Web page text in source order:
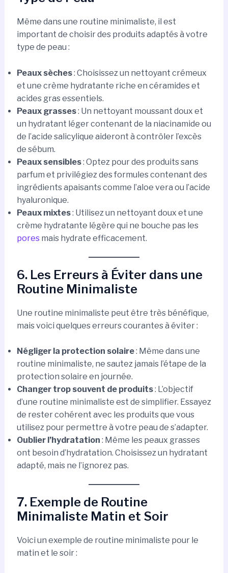
Même dans une routine minimaliste, il est
important de choisir des produits adaptés à votre
type de peau :
Peaux sèches: Choisissez un nettoyant crémeux
et une crème hydratante riche en céramides et
acides gras essentiels.
Peaux grasses: Un nettoyant moussant doux et
un hydratant léger contenant de la niacinamide ou
de l’acide salicylique aideront à contrôler l’excès
de sébum.
Peaux sensibles: Optez pour des produits sans
parfum et privilégiez des formules contenant des
ingrédients apaisants comme l’aloe vera ou l’acide
hyaluronique.
Peaux mixtes: Utilisez un nettoyant doux et une
crème hydratante légère qui ne bouche pas les
poresmais hydrate efficacement.
6. Les Erreurs à Éviter dans une
Routine Minimaliste
Une routine minimaliste peut être très bénéfique,
mais voici quelques erreurs courantes à éviter :
Négliger la protection solaire: Même dans une
routine minimaliste, ne sautez jamais l’étape de la
protection solaire en journée.
Changer trop souvent de produits: L’objectif
d’une routine minimaliste est de simplifier. Essayez
de rester cohérent avec les produits que vous
utilisez pour permettre à votre peau de s’adapter.
Oublier l’hydratation : Même les peaux grasses
ont besoin d’hydratation. Choisissez un hydratant
adapté, mais ne l’ignorez pas.
7. Exemple de Routine
Minimaliste Matin et Soir
Voici un exemple de routine minimaliste pour le
matin et le soir :